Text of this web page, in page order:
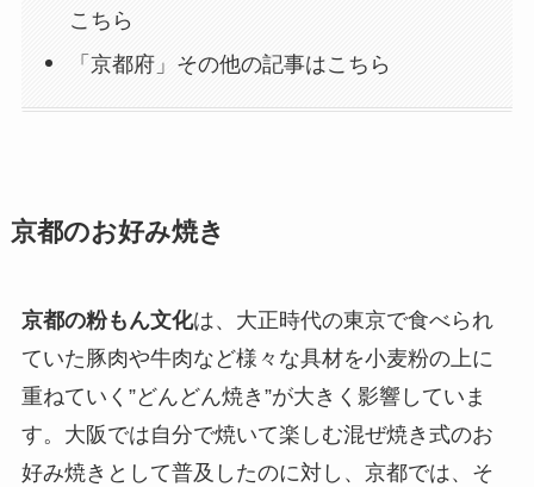
こちら
「京都府」その他の記事はこちら
京都のお好み焼き
京都の粉もん文化は、大正時代の東京で食べられ
ていた豚肉や牛肉など様々な具材を小麦粉の上に
重ねていく”どんどん焼き”が大きく影響していま
す。大阪では自分で焼いて楽しむ混ぜ焼き式のお
好み焼きとして普及したのに対し、京都では、そ